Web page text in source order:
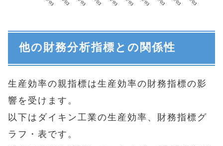
他の財務分析指標との関係性
生産効率の親指標は生産効率の財務指標の影
響を受けます。
以下はダイキン工業の生産効率、財務指標グ
ラフ・表です。